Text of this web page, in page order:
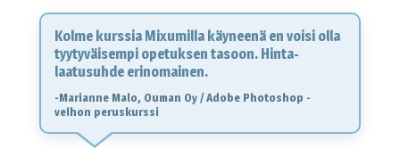
Kolme kurssia Mixumilla käyneenä en voisi olla
tyytyväisempi opetuksen tasoon. Hinta-
laatusuhde erinomainen.
-Marianne Malo, Ouman Oy / Adobe Photoshop -
velhon peruskurssi